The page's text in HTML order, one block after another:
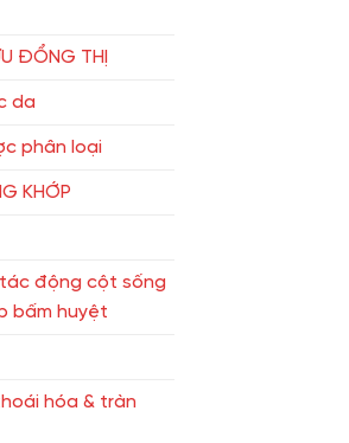
ĐỔNG THỊ
da
phân loại
KHỚP
động cột sống
bấm huyệt
hóa & tràn